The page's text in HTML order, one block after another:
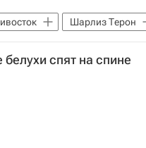
Шарлиз Терон
спят на спине